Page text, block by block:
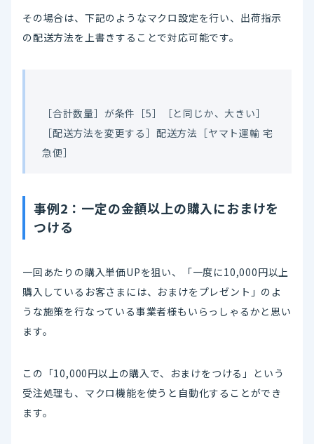
その場合は、下記のようなマクロ設定を行い、出荷指示
の配送方法を上書きすることで対応可能です。
［合計数量］が条件［5］［と同じか、大きい］
［配送方法を変更する］配送方法［ヤマト運輸 宅
急便］
事例2：一定の金額以上の購入におまけを
つける
一回あたりの購入単価UPを狙い、「一度に10,000円以上
購入しているお客さまには、おまけをプレゼント」のよ
うな施策を行なっている事業者様もいらっしゃるかと思い
ます。
この「10,000円以上の購入で、おまけをつける」という
受注処理も、マクロ機能を使うと自動化することができ
ます。